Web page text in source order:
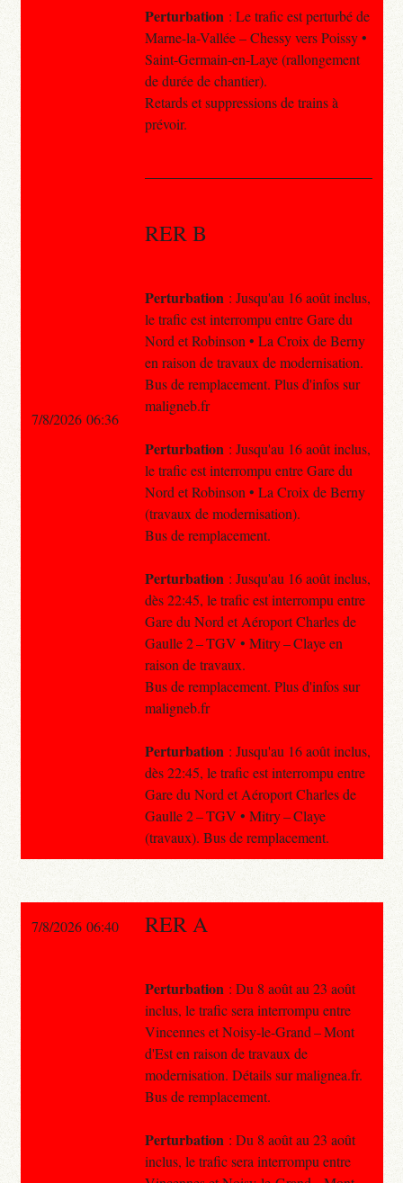
Perturbation : Le trafic est perturbé de
Marne-la-Vallée – Chessy vers Poissy •
Saint-Germain-en-Laye (rallongement
de durée de chantier).
Retards et suppressions de trains à
prévoir.
RER B
Perturbation : Jusqu'au 16 août inclus,
le trafic est interrompu entre Gare du
Nord et Robinson • La Croix de Berny
en raison de travaux de modernisation.
Bus de remplacement. Plus d'infos sur
maligneb.fr
Perturbation : Jusqu'au 16 août inclus,
le trafic est interrompu entre Gare du
Nord et Robinson • La Croix de Berny
(travaux de modernisation).
Bus de remplacement.
Perturbation : Jusqu'au 16 août inclus,
dès 22:45, le trafic est interrompu entre
Gare du Nord et Aéroport Charles de
Gaulle 2 – TGV • Mitry – Claye en
raison de travaux.
Bus de remplacement. Plus d'infos sur
maligneb.fr
Perturbation : Jusqu'au 16 août inclus,
dès 22:45, le trafic est interrompu entre
Gare du Nord et Aéroport Charles de
Gaulle 2 – TGV • Mitry – Claye
(travaux). Bus de remplacement.
7/8/2026 06:36
7/8/2026 06:40 RER A
Perturbation : Du 8 août au 23 août
inclus, le trafic sera interrompu entre
Vincennes et Noisy-le-Grand – Mont
d'Est en raison de travaux de
modernisation. Détails sur malignea.fr.
Bus de remplacement.
Perturbation : Du 8 août au 23 août
inclus, le trafic sera interrompu entre